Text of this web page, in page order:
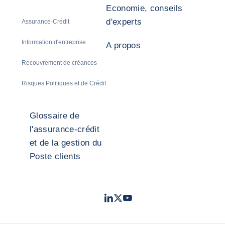
Assurance-Crédit
Information d'entreprise
Recouvrement de créances
Risques Politiques et de Crédit
Economie, conseils
d'experts
A propos
Glossaire de
l'assurance-crédit
et de la gestion du
Poste clients
LinkedIn
TwitterYoutube